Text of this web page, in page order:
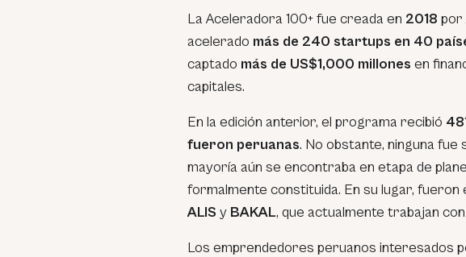
La Aceleradora 100+ fue creada en 2018 por
acelerado más de 240 startups en 40
captado más de US$1,000 millones en
capitales.
En la edición anterior, el programa recibió
fueron peruanas. No obstante, ninguna fue
mayoría aún se encontraba en etapa de
formalmente constituida. En su lugar, fueron
ALIS y BAKAL, que actualmente trabajan con
Los emprendedores peruanos interesados